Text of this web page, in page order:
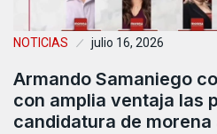
NOTICIAS julio 16, 2026
Armando Samaniego
con amplia ventaja las
candidatura de